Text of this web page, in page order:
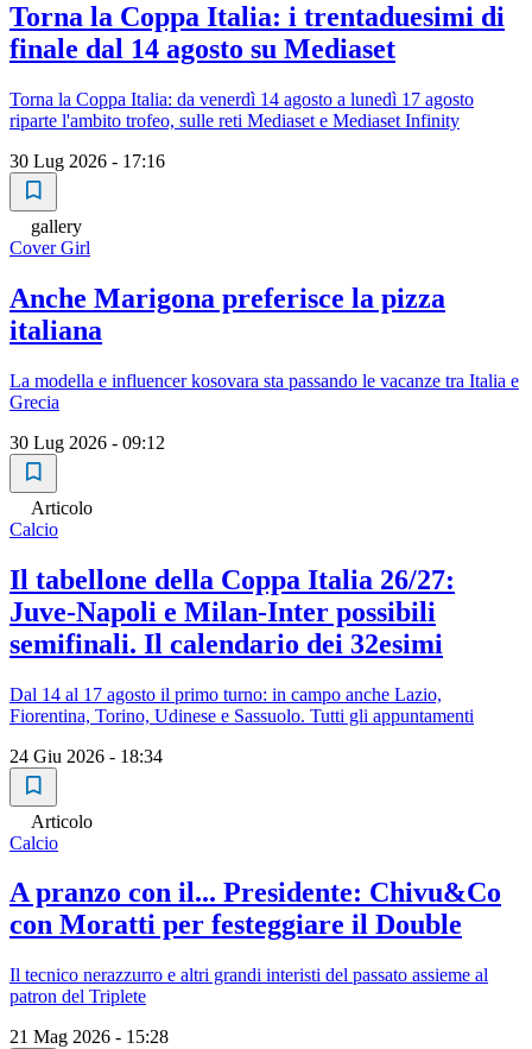
Torna la Coppa Italia: i trentaduesimi di
finale dal 14 agosto su Mediaset
Torna la Coppa Italia: da venerdì 14 agosto a lunedì 17 agosto
riparte l'ambito trofeo, sulle reti Mediaset e Mediaset Infinity
30 Lug 2026 - 17:16
gallery
Cover Girl
Anche Marigona preferisce la pizza
italiana
La modella e influencer kosovara sta passando le vacanze tra Italia e
Grecia
30 Lug 2026 - 09:12
Articolo
Calcio
Il tabellone della Coppa Italia 26/27:
Juve-Napoli e Milan-Inter possibili
semifinali. Il calendario dei 32esimi
Dal 14 al 17 agosto il primo turno: in campo anche Lazio,
Fiorentina, Torino, Udinese e Sassuolo. Tutti gli appuntamenti
24 Giu 2026 - 18:34
Articolo
Calcio
A pranzo con il... Presidente: Chivu&Co
con Moratti per festeggiare il Double
Il tecnico nerazzurro e altri grandi interisti del passato assieme al
patron del Triplete
21 Mag 2026 - 15:28